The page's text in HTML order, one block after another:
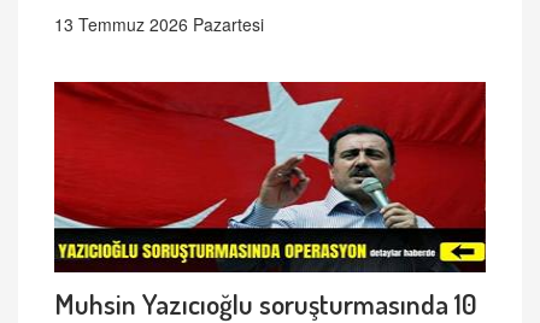
13 Temmuz 2026 Pazartesi
Muhsin Yazıcıoğlu soruşturmasında 10